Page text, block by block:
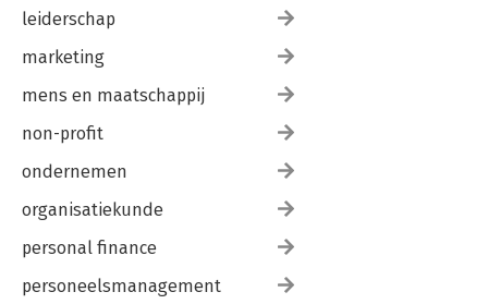
Werken met Albums
Automatische analyse met slimme tags
Zoeken op slimme tags en meer
Zoeken op metagegevens
Aan een locatie koppelen
Speciale projecten
Afdrukken
Catalogus bijwerken
leiderschap
marketing
mens en maatschappij
non-profit
ondernemen
organisatiekunde
personal finance
personeelsmanagement